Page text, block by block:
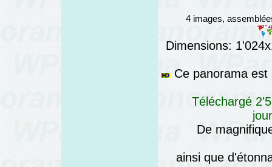
4 images,
Dimensions:
Ce panorama est
Téléchargé
De
ainsi que